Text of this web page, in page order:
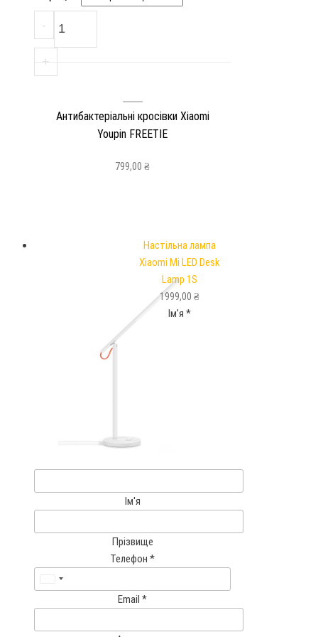
-
+
Антибактеріальні кросівки Xiaomi
Youpin FREETIE
799,00 ₴
Настільна лампа
Xiaomi Mi LED Desk
Lamp 1S
1999,00 ₴
Ім'я *
Ім'я
Прізвище
Телефон *
t
Email *